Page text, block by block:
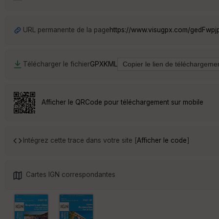
URL permanente de la pagehttps://www.visugpx.com/
Télécharger le fichierGPXKML
Afficher le QRCode pour téléchargement sur mobile
Intégrez cette trace dans votre site [Afficher le code]
Cartes IGN correspondantes